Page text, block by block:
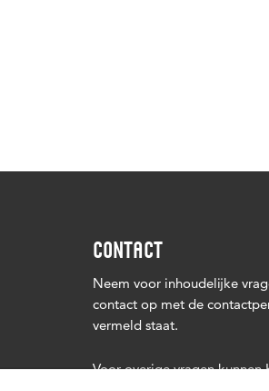
CONTACT
Neem voor inhoudelijke
contact op met de
vermeld staat.
Voor overige vragen kunnen